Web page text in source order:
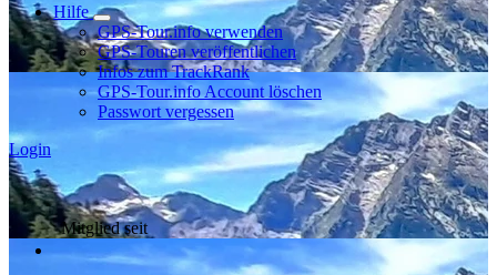
Hilfe
GPS-Tour.info verwenden
GPS-Touren veröffentlichen
Infos zum TrackRank
GPS-Tour.info Account löschen
Passwort vergessen
Login
Mitglied seit